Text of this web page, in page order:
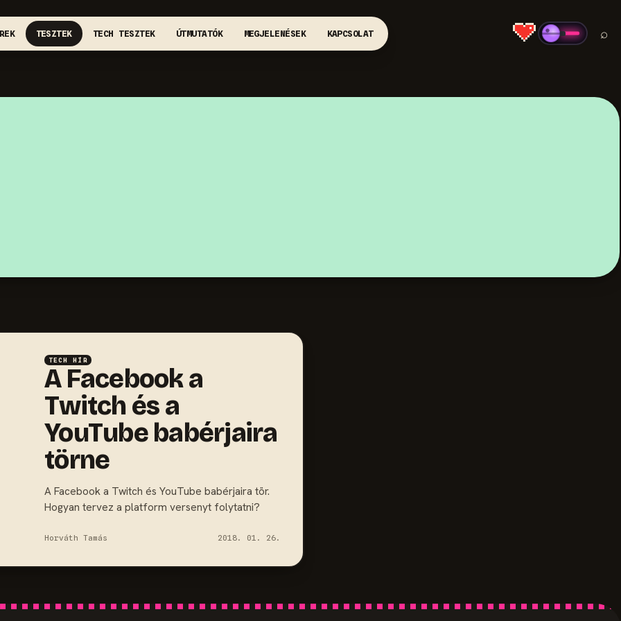
TESZTEK TECH TESZTEK ÚTMUTATÓK MEGJELENÉSEK KAPCSOLAT ⌕
TECH HÍR
A Facebook a
Twitch és a
YouTube babérjaira
törne
A Facebook a Twitch és YouTube babérjaira tör.
Hogyan tervez a platform versenyt folytatni?
Horváth Tamás 2018. 01. 26.